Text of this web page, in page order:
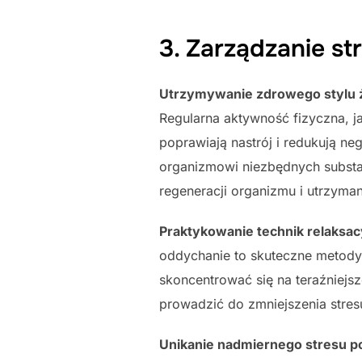
3. Zarządzanie
Utrzymywanie zdrowego stylu
Regularna aktywność fizyczna,
poprawiają nastrój i redukują
organizmowi niezbędnych
regeneracji organizmu i
Praktykowanie technik
oddychanie to skuteczne
skoncentrować się na
prowadzić do zmniejszenia
Unikanie nadmiernego stresu